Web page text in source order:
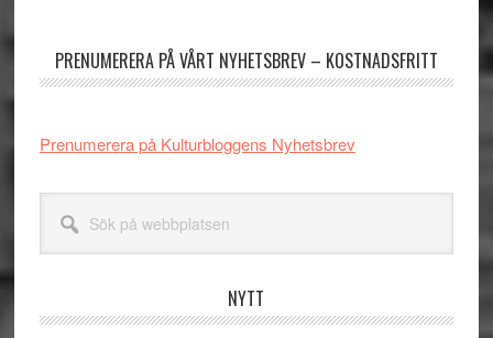
PRENUMERERA PÅ VÅRT NYHETSBREV – KOSTNADSFRITT
Prenumerera på Kulturbloggens Nyhetsbrev
webbplatsen
NYTT